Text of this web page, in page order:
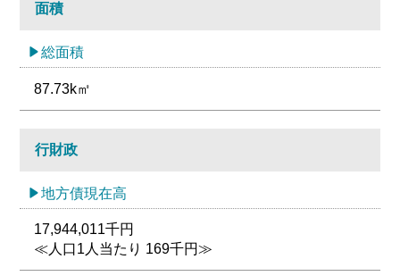
面積
総面積
87.73k㎡
行財政
地方債現在高
17,944,011千円
≪人口1人当たり 169千円≫